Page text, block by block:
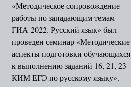
«Методическое сопровождение
работы по западающим темам
ГИА-2022. Русский язык» был
проведен семинар «Методические
аспекты подготовки обучающихся
к выполнению заданий 16, 21, 23
КИМ ЕГЭ по русскому языку».